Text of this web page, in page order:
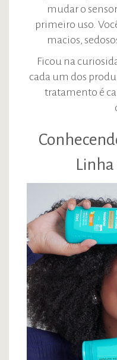
mudar o
primeiro uso.
macios,
Ficou na
cada um dos
tratamento é